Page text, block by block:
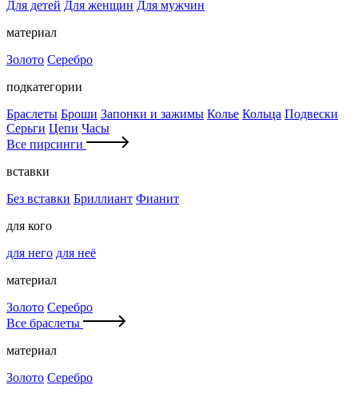
Для детей Для женщин Для мужчин
материал
Золото Серебро
подкатегории
Браслеты Броши Запонки и зажимы Колье Кольца Подвески
Серьги Цепи Часы
Все пирсинги
вставки
Без вставки Бриллиант Фианит
для кого
для него для неё
материал
Золото Серебро
Все браслеты
материал
Золото Серебро